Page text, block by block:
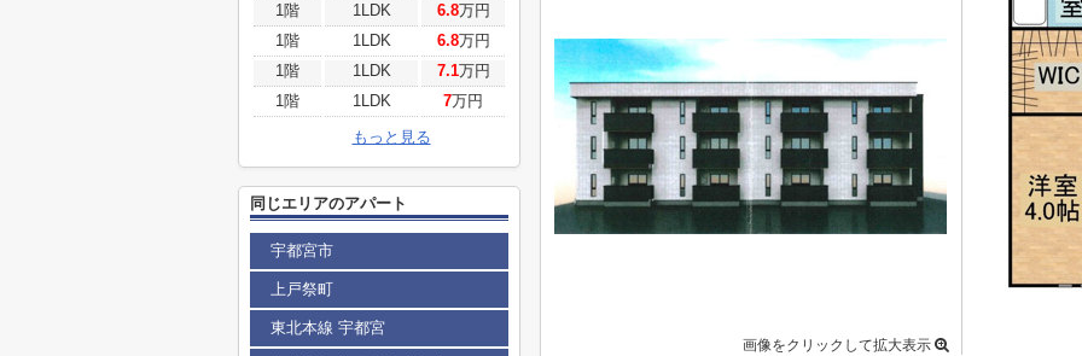
画像をクリックして拡大表示
1階
1LDK 6.8万円
1階
1LDK 6.8万円
1階
1LDK 7.1万円
1階
1LDK 7万円
もっと見る
同じエリアのアパート
宇都宮市
上戸祭町
東北本線 宇都宮